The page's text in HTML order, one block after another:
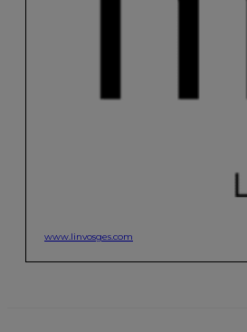
www.linvosges.com